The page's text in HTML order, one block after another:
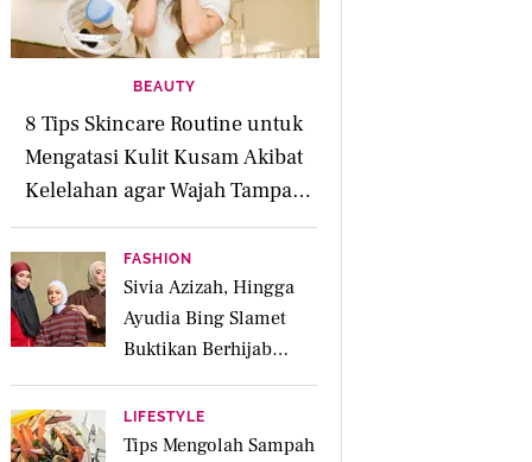
BEAUTY
8 Tips Skincare Routine untuk
Mengatasi Kulit Kusam Akibat
Kelelahan agar Wajah Tampak
Segar
FASHION
Sivia Azizah, Hingga
Ayudia Bing Slamet
Buktikan Berhijab
Tetap Fashionable
dengan Koleksi Hijab
UNIQLO
LIFESTYLE
Tips Mengolah Sampah